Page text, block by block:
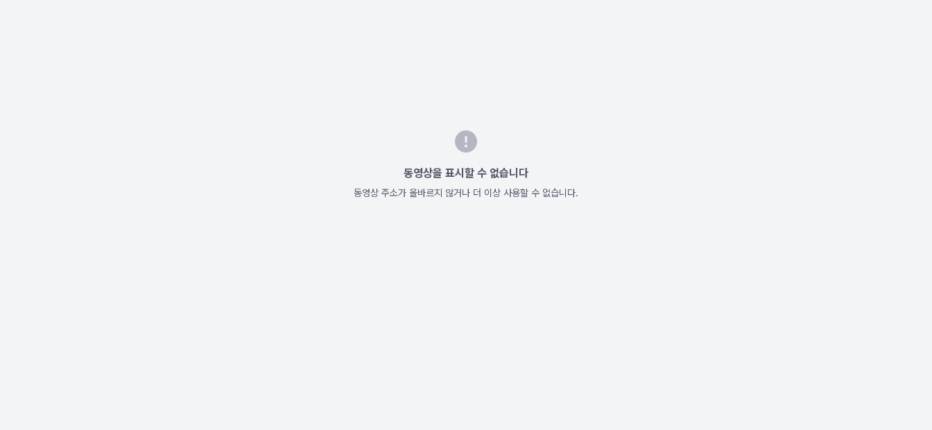
동영상을 표시할 수 없습니다
동영상 주소가 올바르지 않거나 더 이상 사용할 수 없습니다.